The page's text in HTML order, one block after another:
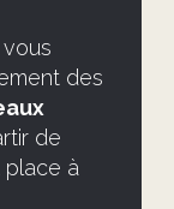
des
de
place à